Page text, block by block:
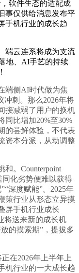
软件生态的适配成
事仅供给消息发布平
手机行业的成长趋
云连系将成为支流
地、AI手艺的持续
侧AI时代做为焦
冲刺。那么2026年将
接减弱了用户的换机
同比增加20%至30%
的尝鲜体验，不代表
资本分派，从动调整
。Counterpoint
同化劣势便难以获得
深度赋能”。2025年
策行业从形态立异摸
屏手机行业成长
将送来新的成长机
的摸索期”，提拔多
在2026年上半年上
机行业的一大成长趋